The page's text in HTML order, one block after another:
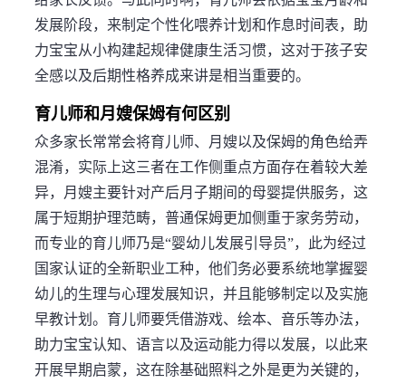
发展阶段，来制定个性化喂养计划和作息时间表，助
力宝宝从小构建起规律健康生活习惯，这对于孩子安
全感以及后期性格养成来讲是相当重要的。
育儿师和月嫂保姆有何区别
众多家长常常会将育儿师、月嫂以及保姆的角色给弄
混淆，实际上这三者在工作侧重点方面存在着较大差
异，月嫂主要针对产后月子期间的母婴提供服务，这
属于短期护理范畴，普通保姆更加侧重于家务劳动，
而专业的育儿师乃是“婴幼儿发展引导员”，此为经过
国家认证的全新职业工种，他们务必要系统地掌握婴
幼儿的生理与心理发展知识，并且能够制定以及实施
早教计划。育儿师要凭借游戏、绘本、音乐等办法，
助力宝宝认知、语言以及运动能力得以发展，以此来
开展早期启蒙，这在除基础照料之外是更为关键的，